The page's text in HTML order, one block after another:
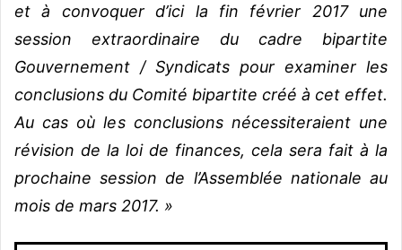
et à convoquer d’ici la fin février 2017 une
session extraordinaire du cadre bipartite
Gouvernement / Syndicats pour examiner les
conclusions du Comité bipartite créé à cet effet.
Au cas où les conclusions nécessiteraient une
révision de la loi de finances, cela sera fait à la
prochaine session de l’Assemblée nationale au
mois de mars 2017. »